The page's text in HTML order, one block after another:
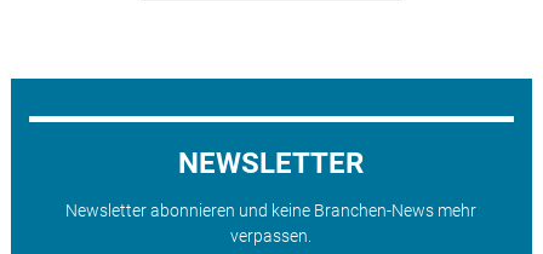
NEWSLETTER
Newsletter abonnieren und keine Branchen-News mehr
verpassen.